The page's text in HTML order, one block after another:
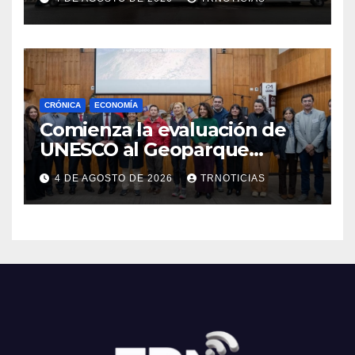
Cauquenes y Sagrada Familia
CRÓNICA ECONOMÍA
Comienza la evaluación de
UNESCO al Geoparque
Aspirante Pillanmapu en el
Maule
4 DE AGOSTO DE 2026 TRNOTICIAS